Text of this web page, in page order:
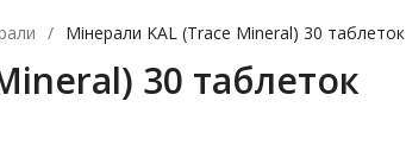
/ Мінерали KAL (Trace Mineral) 30 таблеток
30 таблеток